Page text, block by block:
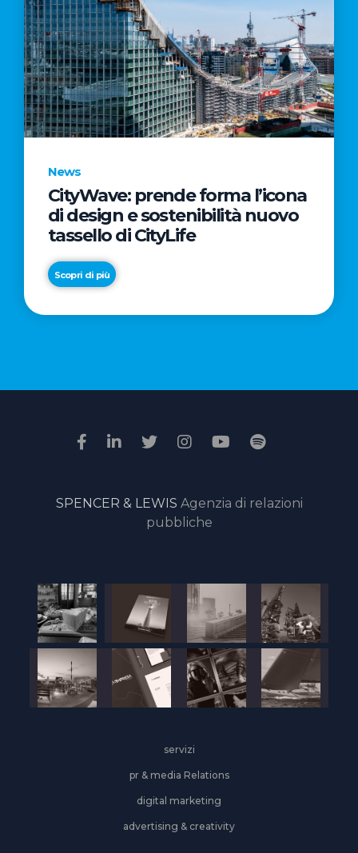
News
CityWave: prende forma l’icona
di design e sostenibilità nuovo
tassello di CityLife
Scopri di più
News
“Passione
il
della
giuria
online
SPENCER & LEWIS Agenzia di relazioni
pubbliche
servizi
pr & media Relations
digital marketing
advertising & creativity